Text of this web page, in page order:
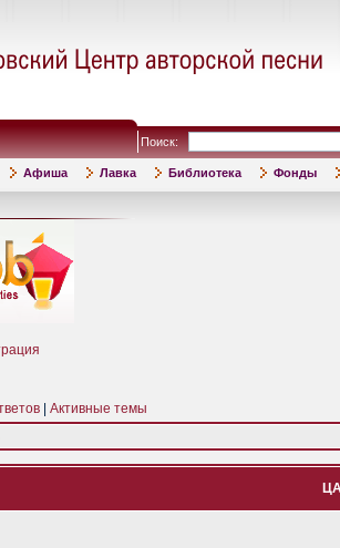
Поиск:
Афиша Лавка Библиотека Фонды
Активные темы